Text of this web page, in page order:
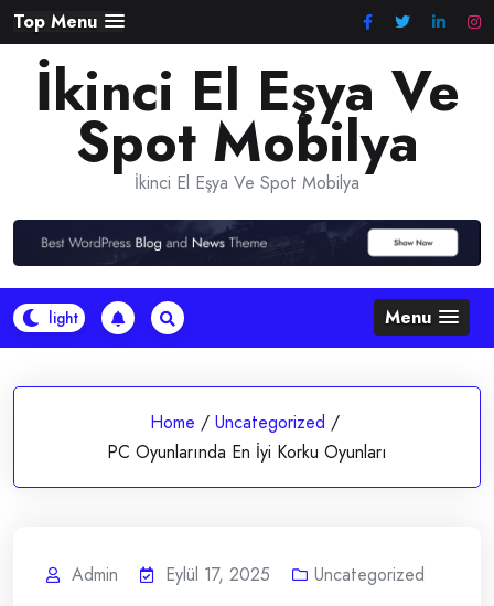
Skip
to
content
Top Menu
İkinci El Eşya Ve
Spot Mobilya
İkinci El Eşya Ve Spot Mobilya
Menu
Home / Uncategorized /
PC Oyunlarında En İyi Korku Oyunları
Admin Eylül 17, 2025 Uncategorized